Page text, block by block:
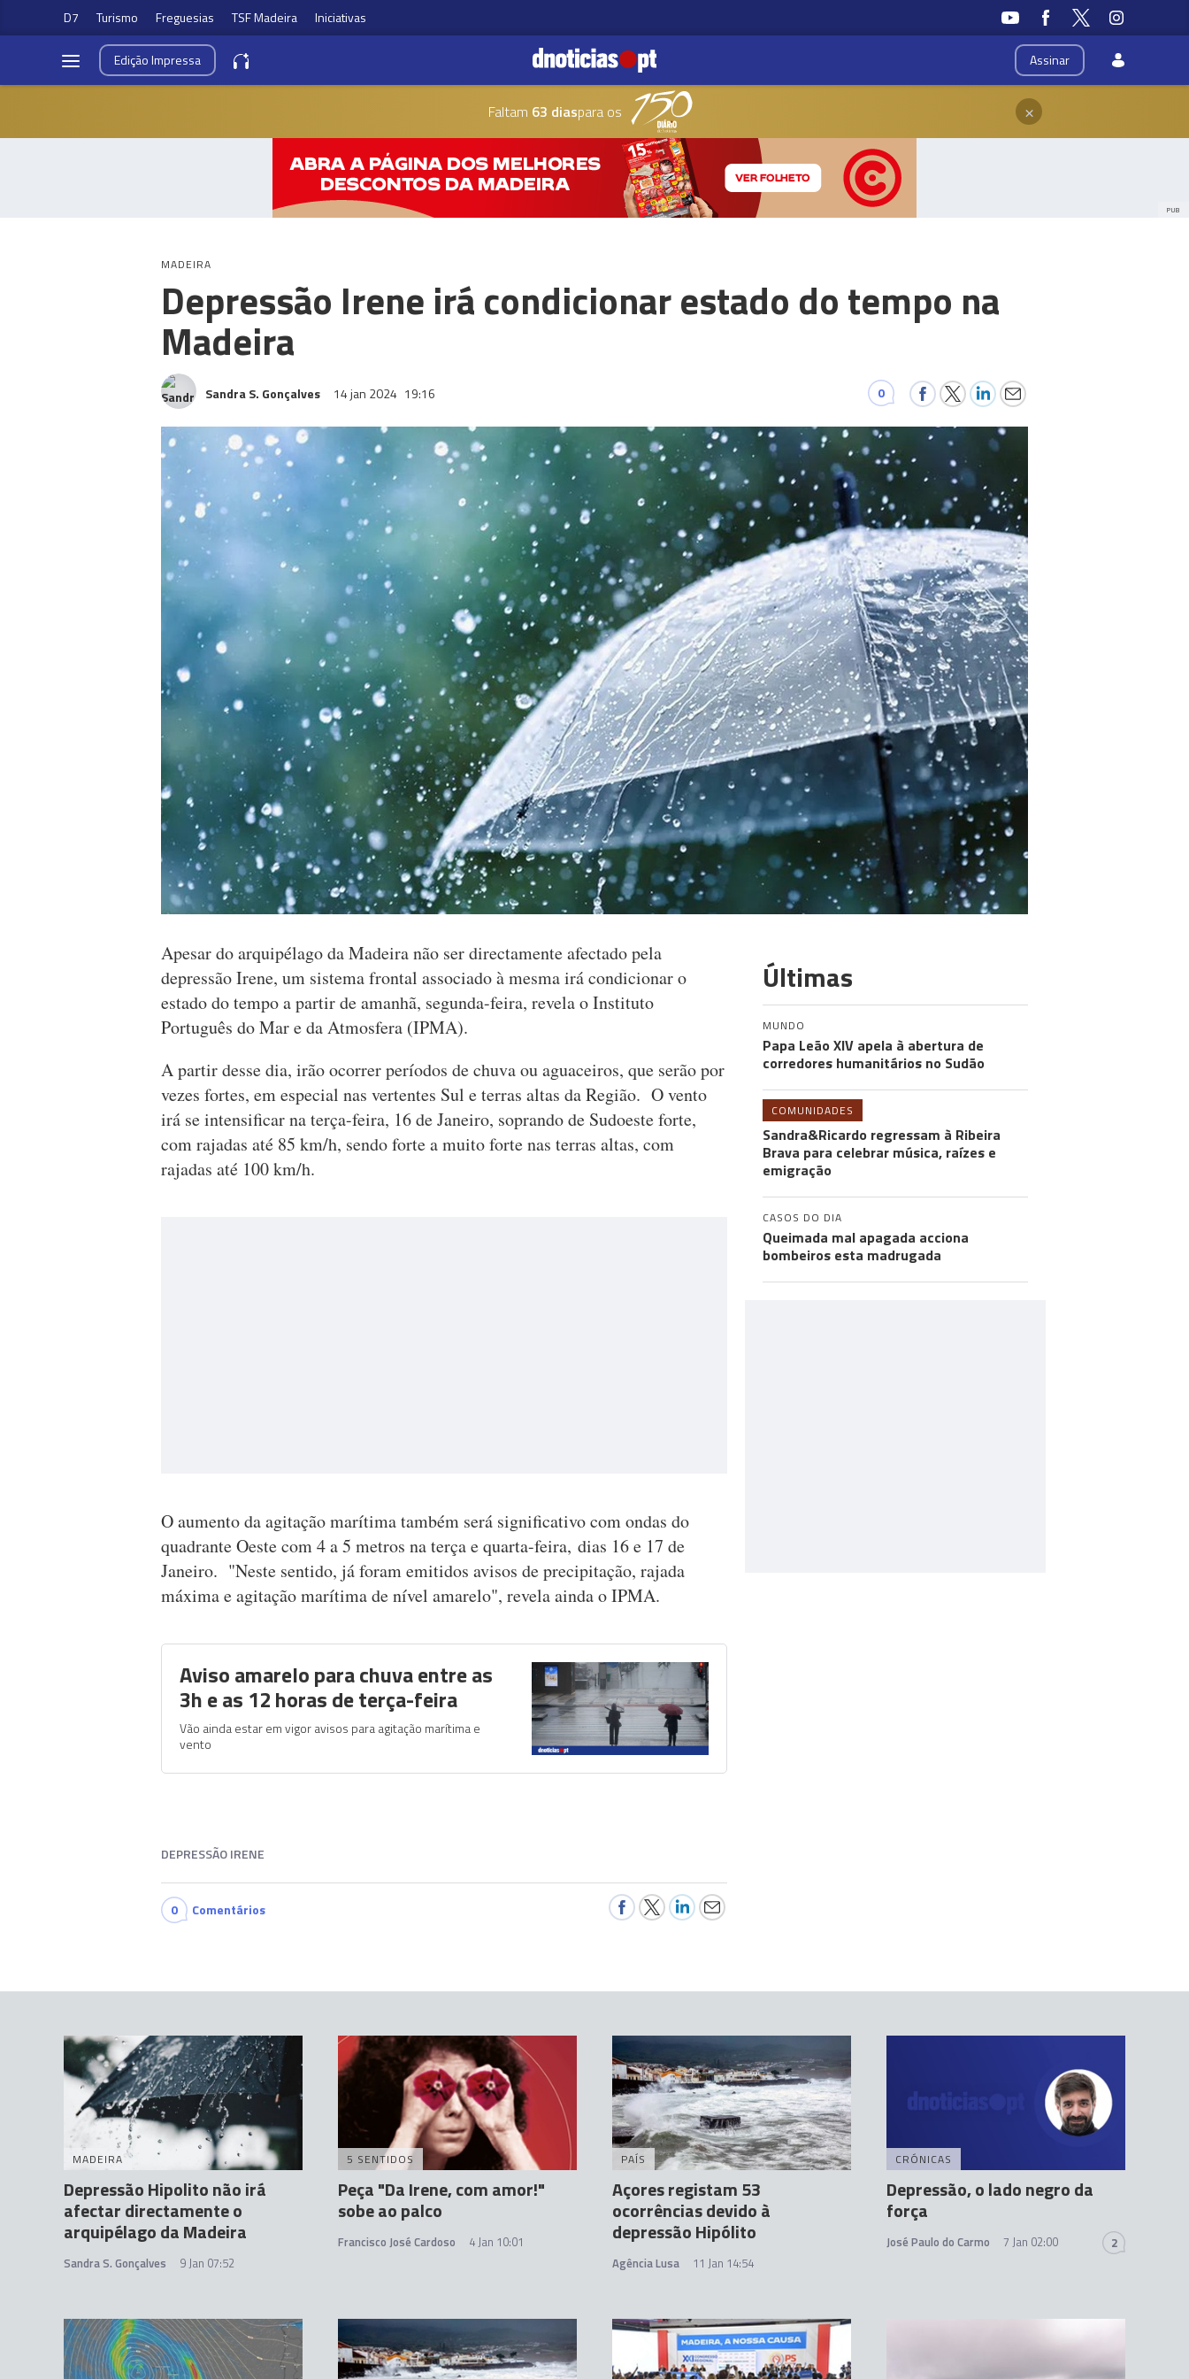
D7 Turismo Freguesias TSF Madeira Iniciativas
Assinar
EdiçãoImpressa
Faltam 63 diaspara os ×
PUB
MADEIRA
Depressão Irene irá condicionar estado do tempo na
Madeira
Sandra S. Gonçalves 14 jan 2024 19:16 0
Apesar do arquipélago da Madeira não ser directamente afectado pela
depressão Irene, um sistema frontal associado à mesma irá condicionar o
estado do tempo a partir de amanhã, segunda-feira, revela o Instituto
Português do Mar e da Atmosfera (IPMA).
A partir desse dia, irão ocorrer períodos de chuva ou aguaceiros, que serão por
vezes fortes, em especial nas vertentes Sul e terras altas da Região. O vento
irá se intensificar na terça-feira, 16 de Janeiro, soprando de Sudoeste forte,
com rajadas até 85 km/h, sendo forte a muito forte nas terras altas, com
rajadas até 100 km/h.
O aumento da agitação marítima também será significativo com ondas do
quadrante Oeste com 4 a 5 metros na terça e quarta-feira, dias 16 e 17 de
Janeiro. "Neste sentido, já foram emitidos avisos de precipitação, rajada
máxima e agitação marítima de nível amarelo", revela ainda o IPMA.
Aviso amarelo para chuva entre as
3h e as 12 horas de terça-feira
Vão ainda estar em vigor avisos para agitação marítima e
vento
DEPRESSÃO IRENE
0 Comentários
Últimas
MUNDO
Papa Leão XIV apela à abertura de
corredores humanitários no Sudão
COMUNIDADES
Sandra&Ricardo regressam à Ribeira
Brava para celebrar música, raízes e
emigração
CASOS DO DIA
Queimada mal apagada acciona
bombeiros esta madrugada
MADEIRA
Depressão Hipolito não irá
afectar directamente o
arquipélago da Madeira
Sandra S. Gonçalves 9 Jan 07:52
5 SENTIDOS
Peça "Da Irene, com amor!"
sobe ao palco
Francisco José Cardoso 4 Jan 10:01
PAÍS
Açores registam 53
ocorrências devido à
depressão Hipólito
Agência Lusa 11 Jan 14:54
CRÓNICAS
Depressão, o lado negro da
força
José Paulo do Carmo 7 Jan 02:00 2